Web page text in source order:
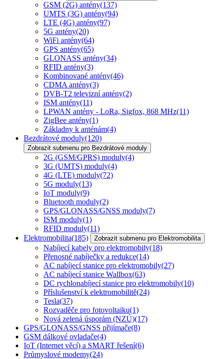
GSM (2G) antény(137)
UMTS (3G) antény(94)
LTE (4G) antény(97)
5G antény(20)
WiFi antény(64)
GPS antény(65)
GLONASS antény(34)
RFID antény(3)
Kombinované antény(46)
CDMA antény(3)
DVB-T2 televizní antény(2)
ISM antény(11)
LPWAN antény - LoRa, Sigfox, 868 MHz(11)
ZigBee antény(1)
Základny k anténám(4)
Bezdrátové moduly(120)
Zobrazit submenu pro Bezdrátové moduly
2G (GSM/GPRS) moduly(4)
3G (UMTS) moduly(4)
4G (LTE) moduly(72)
5G moduly(13)
IoT moduly(9)
Bluetooth moduly(2)
GPS/GLONASS/GNSS moduly(7)
ISM moduly(1)
RFID moduly(11)
Elektromobilita(185) Zobrazit submenu pro Elektromobilita
Nabíjecí kabely pro elektromobily(18)
Přenosné nabíječky a redukce(14)
AC nabíjecí stanice pro elektromobily(27)
AC nabíjecí stanice Wallbox(63)
DC rychlonabíjecí stanice pro elektromobily(10)
Příslušenství k elektromobilitě(24)
Tesla(37)
Rozvaděče pro fotovoltaiku(1)
Nová zelená úsporám (NZÚ)(17)
GPS/GLONASS/GNSS přijímače(8)
GSM dálkové ovladače(4)
IoT (Internet věcí) a SMART řešení(6)
Průmyslové modemy(24)